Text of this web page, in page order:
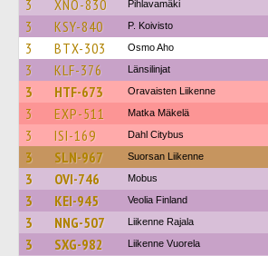
3 XNO-830 Pihlavamäki
3 KSY-840 P. Koivisto
3 BTX-303 Osmo Aho
3 KLF-376 Länsilinjat
3 HTF-673 Oravaisten Liikenne
3 EXP-511 Matka Mäkelä
3 ISI-169 Dahl Citybus
3 SLN-967 Suorsan Liikenne
3 OVI-746 Mobus
3 KEI-945 Veolia Finland
3 NNG-507 Liikenne Rajala
3 SXG-982 Liikenne Vuorela